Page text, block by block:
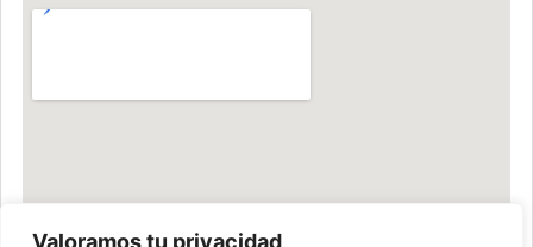
Valoramos tu privacidad